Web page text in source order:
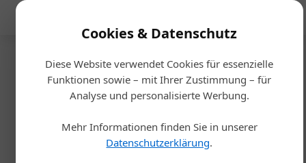
Cookies & Datenschutz
Diese Website verwendet Cookies für essenzielle
Funktionen sowie – mit Ihrer Zustimmung – für
Analyse und personalisierte Werbung.
Mehr Informationen finden Sie in unserer
Datenschutzerklärung.
Startseite/Wirtschaft
Studie
Nachhaltigkeitsberichterstattung
als neues Normal